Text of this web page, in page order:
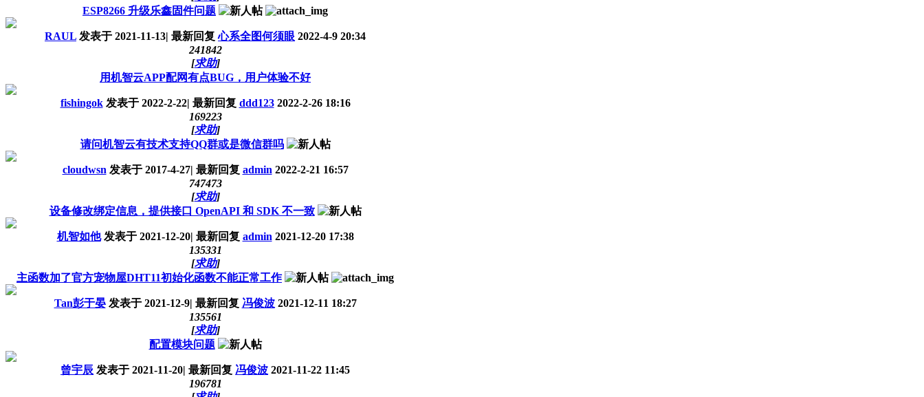
ESP8266 升级乐鑫固件问题
RAUL 发表于 2021-11-13| 最新回复心系全图何须眼 2022-4-9 20:34
241842
[求助]
用机智云APP配网有点BUG，用户体验不好
fishingok发表于 2022-2-22| 最新回复 ddd1232022-2-26 18:16
169223
[求助]
请问机智云有技术支持QQ群或是微信群吗
cloudwsn 发表于 2017-4-27| 最新回复 admin 2022-2-21 16:57
747473
[求助]
设备修改绑定信息，提供接口 OpenAPI 和 SDK 不一致
机智如他发表于 2021-12-20| 最新回复 admin 2021-12-20 17:38
135331
[求助]
主函数加了官方宠物屋DHT11初始化函数不能正常工作
Tan彭于晏发表于 2021-12-9| 最新回复 冯俊波2021-12-11 18:27
135561
[求助]
配置模块问题
曾宇辰 发表于 2021-11-20| 最新回复 冯俊波 2021-11-22 11:45
196781